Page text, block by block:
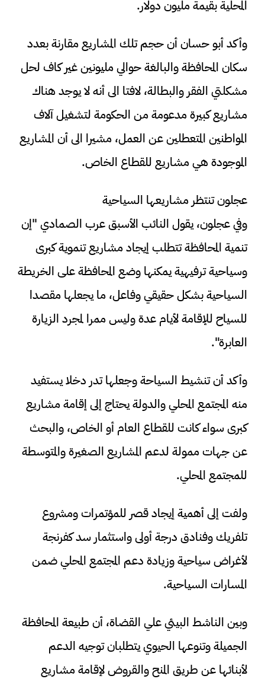
المحلية بقيمة مليون دولار.
وأكد أبو حسان أن حجم تلك المشاريع مقارنة بعدد
سكان المحافظة والبالغة حوالي مليونين غير كاف لحل
مشكلتي الفقر والبطالة، لافتا الى أنه لا يوجد هناك
مشاريع كبيرة مدعومة من الحكومة لتشغيل آلاف
المواطنين المتعطلين عن العمل، مشيرا الى أن المشاريع
الموجودة هي مشاريع للقطاع الخاص.
عجلون تنتظر مشاريعها السياحية
وفي عجلون، يقول النائب الأسبق عرب الصمادي "إن
تنمية المحافظة تتطلب إيجاد مشاريع تنموية كبرى
وسياحية ترفيهية يمكنها وضع المحافظة على الخريطة
السياحية بشكل حقيقي وفاعل، ما يجعلها مقصدا
للسياح للإقامة لأيام عدة وليس ممرا لمجرد الزيارة
العابرة".
وأكد أن تنشيط السياحة وجعلها تدر دخلا يستفيد
منه المجتمع المحلي والدولة يحتاج إلى إقامة مشاريع
كبرى سواء كانت للقطاع العام أو الخاص، والبحث
عن جهات ممولة لدعم المشاريع الصغيرة والمتوسطة
للمجتمع المحلي.
ولفت إلى أهمية إيجاد قصر للمؤتمرات ومشروع
تلفريك وفنادق درجة أولى واستثمار سد كفرنجة
لأغراض سياحية وزيادة دعم المجتمع المحلي ضمن
المسارات السياحية.
وبين الناشط البيئي علي القضاة، أن طبيعة المحافظة
الجميلة وتنوعها الحيوي يتطلبان توجيه الدعم
لأبنائها عن طريق المنح والقروض لإقامة مشاريع